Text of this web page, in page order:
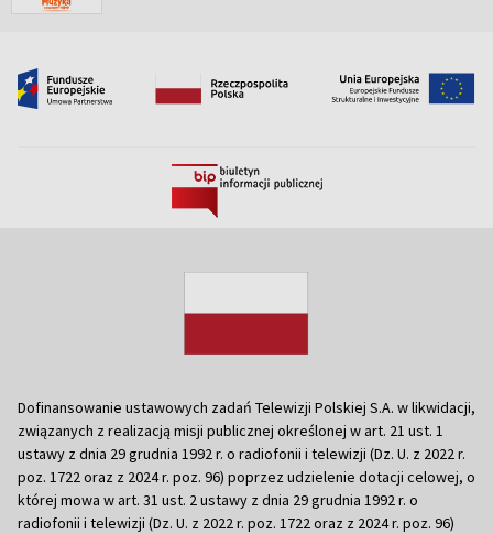
Dofinansowanie ustawowych zadań Telewizji Polskiej S.A. w likwidacji,
związanych z realizacją misji publicznej określonej w art. 21 ust. 1
ustawy z dnia 29 grudnia 1992 r. o radiofonii i telewizji (Dz. U. z 2022 r.
poz. 1722 oraz z 2024 r. poz. 96) poprzez udzielenie dotacji celowej, o
której mowa w art. 31 ust. 2 ustawy z dnia 29 grudnia 1992 r. o
radiofonii i telewizji (Dz. U. z 2022 r. poz. 1722 oraz z 2024 r. poz. 96)